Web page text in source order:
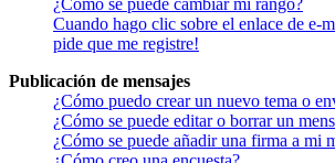
¿Cómo se puede cambiar mi rango?
Cuando hago clic sobre el enlace de e-
pide que me registre!
Publicación de mensajes
¿Cómo puedo crear un nuevo tema o
¿Cómo se puede editar o borrar un
¿Cómo se puede añadir una firma a mi